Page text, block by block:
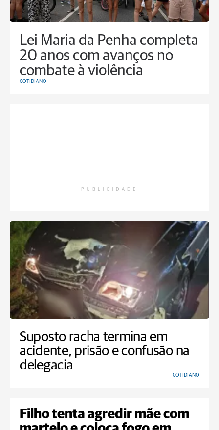
Lei Maria da Penha completa
20 anos com avanços no
combate à violência
COTIDIANO
PUBLICIDADE
Suposto racha termina em
acidente, prisão e confusão na
delegacia
COTIDIANO
Filho tenta agredir mãe com